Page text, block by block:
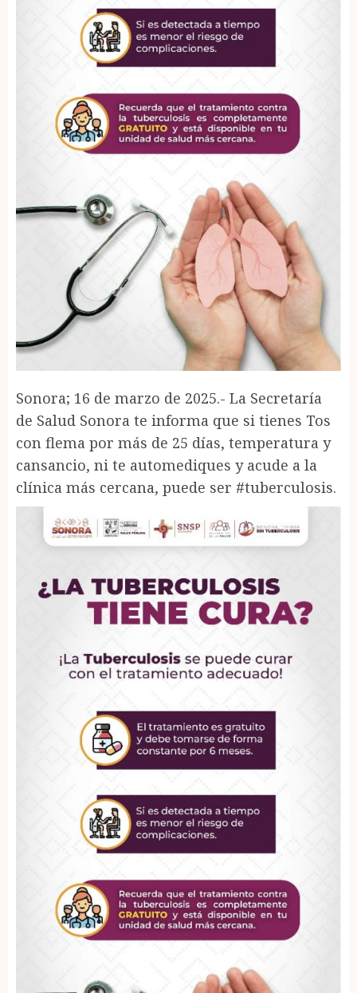
Sonora; 16 de marzo de 2025.- La Secretaría
de Salud Sonora te informa que si tienes Tos
con flema por más de 25 días, temperatura y
cansancio, ni te automediques y acude a la
clínica más cercana, puede ser #tuberculosis.